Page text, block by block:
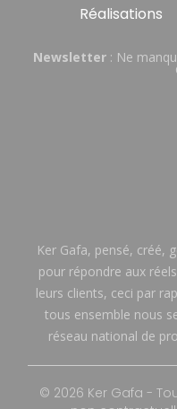
Réalisations
Newsletter : Ne
Ker Gafa, pensé, créé,
pour répondre aux
leurs clients, ceci par
tous ensemble nous
réseau national de
© 2026 Ker Gafa -